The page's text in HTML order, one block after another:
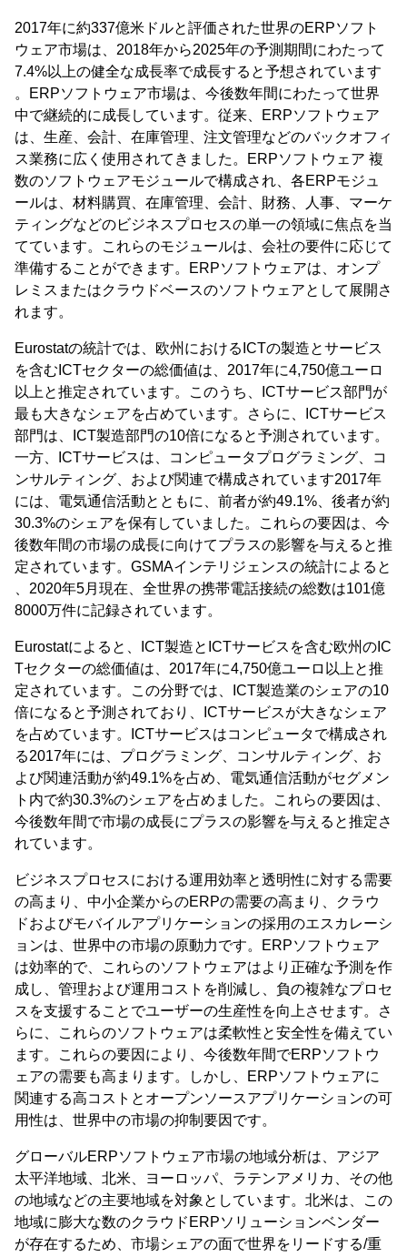
2017年に約337億米ドルと評価された世界のERPソフト
ウェア市場は、2018年から2025年の予測期間にわたって
7.4%以上の健全な成長率で成長すると予想されています
。ERPソフトウェア市場は、今後数年間にわたって世界
中で継続的に成長しています。従来、ERPソフトウェア
は、生産、会計、在庫管理、注文管理などのバックオフィ
ス業務に広く使用されてきました。ERPソフトウェア 複
数のソフトウェアモジュールで構成され、各ERPモジュ
ールは、材料購買、在庫管理、会計、財務、人事、マーケ
ティングなどのビジネスプロセスの単一の領域に焦点を当
てています。これらのモジュールは、会社の要件に応じて
準備することができます。ERPソフトウェアは、オンプ
レミスまたはクラウドベースのソフトウェアとして展開さ
れます。
Eurostatの統計では、欧州におけるICTの製造とサービス
を含むICTセクターの総価値は、2017年に4,750億ユーロ
以上と推定されています。このうち、ICTサービス部門が
最も大きなシェアを占めています。さらに、ICTサービス
部門は、ICT製造部門の10倍になると予測されています。
一方、ICTサービスは、コンピュータプログラミング、コ
ンサルティング、および関連で構成されています2017年
には、電気通信活動とともに、前者が約49.1%、後者が約
30.3%のシェアを保有していました。これらの要因は、今
後数年間の市場の成長に向けてプラスの影響を与えると推
定されています。GSMAインテリジェンスの統計によると
、2020年5月現在、全世界の携帯電話接続の総数は101億
8000万件に記録されています。
Eurostatによると、ICT製造とICTサービスを含む欧州のIC
Tセクターの総価値は、2017年に4,750億ユーロ以上と推
定されています。この分野では、ICT製造業のシェアの10
倍になると予測されており、ICTサービスが大きなシェア
を占めています。ICTサービスはコンピュータで構成され
る2017年には、プログラミング、コンサルティング、お
よび関連活動が約49.1%を占め、電気通信活動がセグメン
ト内で約30.3%のシェアを占めました。これらの要因は、
今後数年間で市場の成長にプラスの影響を与えると推定さ
れています。
ビジネスプロセスにおける運用効率と透明性に対する需要
の高まり、中小企業からのERPの需要の高まり、クラウ
ドおよびモバイルアプリケーションの採用のエスカレーシ
ョンは、世界中の市場の原動力です。ERPソフトウェア
は効率的で、これらのソフトウェアはより正確な予測を作
成し、管理および運用コストを削減し、負の複雑なプロセ
スを支援することでユーザーの生産性を向上させます。さ
らに、これらのソフトウェアは柔軟性と安全性を備えてい
ます。これらの要因により、今後数年間でERPソフトウ
ェアの需要も高まります。しかし、ERPソフトウェアに
関連する高コストとオープンソースアプリケーションの可
用性は、世界中の市場の抑制要因です。
グローバルERPソフトウェア市場の地域分析は、アジア
太平洋地域、北米、ヨーロッパ、ラテンアメリカ、その他
の地域などの主要地域を対象としています。北米は、この
地域に膨大な数のクラウドERPソリューションベンダー
が存在するため、市場シェアの面で世界をリードする/重